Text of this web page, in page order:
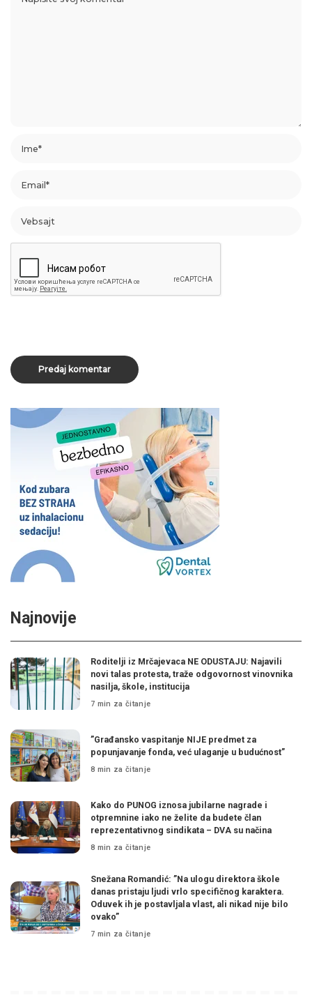
Najnovije
Roditelji iz Mrčajevaca NE ODUSTAJU: Najavili
novi talas protesta, traže odgovornost vinovnika
nasilja, škole, institucija
7 min za čitanje
”Građansko vaspitanje NIJE predmet za
popunjavanje fonda, već ulaganje u budućnost”
8 min za čitanje
Kako do PUNOG iznosa jubilarne nagrade i
otpremnine iako ne želite da budete član
reprezentativnog sindikata – DVA su načina
8 min za čitanje
Snežana Romandić: ”Na ulogu direktora škole
danas pristaju ljudi vrlo specifičnog karaktera.
Oduvek ih je postavljala vlast, ali nikad nije bilo
ovako”
7 min za čitanje